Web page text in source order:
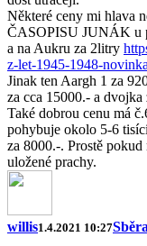
Některé ceny mi hlava
ČASOPISU JUNÁK u
a na Aukru za 2litry
z-let-1945-1948-
Jinak ten Aargh 1 za
za cca 15000.- a
Také dobrou cenu má
pohybuje okolo 5-6
za 8000.-. Prostě
uložené prachy.
willis1.4.2021 10:27